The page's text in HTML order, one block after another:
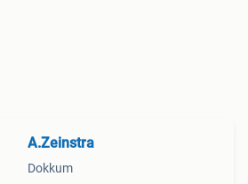
A.Zeinstra
Dokkum